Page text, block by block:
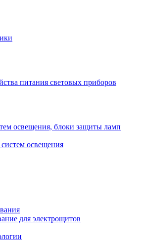
питания световых приборов
освещения, блоки защиты ламп
освещения
для электрощитов